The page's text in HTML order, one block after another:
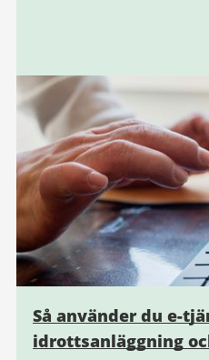
Så använder du e-
idrottsanläggning